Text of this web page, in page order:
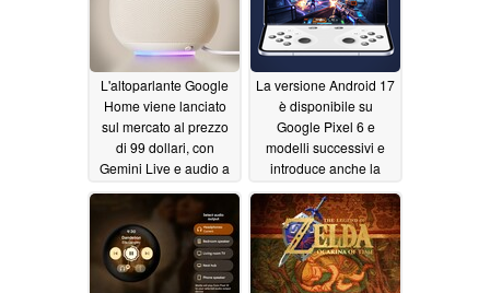
L'altoparlante Google
Home viene lanciato
sul mercato al prezzo
di 99 dollari, con
Gemini Live e audio a
360 gradi06/18/2026
La versione Android 17
è disponibile su
Google Pixel 6 e
modelli successivi e
introduce anche la
modalità gaming per
dispositivi pieghevoli
06/17/2026